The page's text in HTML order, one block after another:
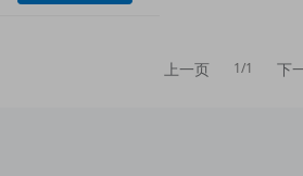
上一页 1/1 下